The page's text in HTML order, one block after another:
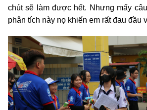
chút sẽ làm được hết. Nhưng mấy
phân tích này nọ khiến em rất đau đầu